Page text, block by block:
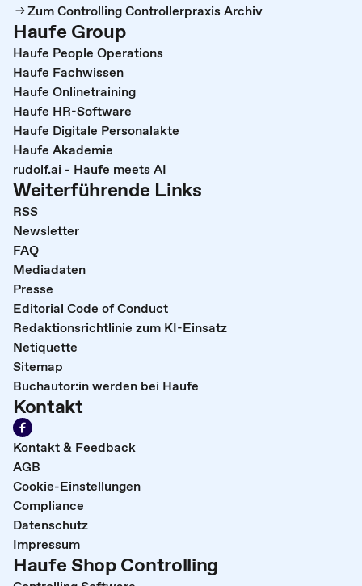
Zum Controlling Controllerpraxis Archiv
Haufe Group
Haufe People Operations
Haufe Fachwissen
Haufe Onlinetraining
Haufe HR-Software
Haufe Digitale Personalakte
Haufe Akademie
rudolf.ai - Haufe meets AI
Weiterführende Links
RSS
Newsletter
FAQ
Mediadaten
Presse
Editorial Code of Conduct
Redaktionsrichtlinie zum KI-Einsatz
Netiquette
Sitemap
Buchautor:in werden bei Haufe
Kontakt
Kontakt & Feedback
AGB
Cookie-Einstellungen
Compliance
Datenschutz
Impressum
Haufe Shop Controlling